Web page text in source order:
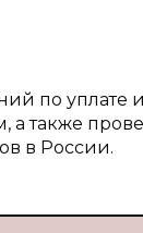
по уплате
а также
в России.